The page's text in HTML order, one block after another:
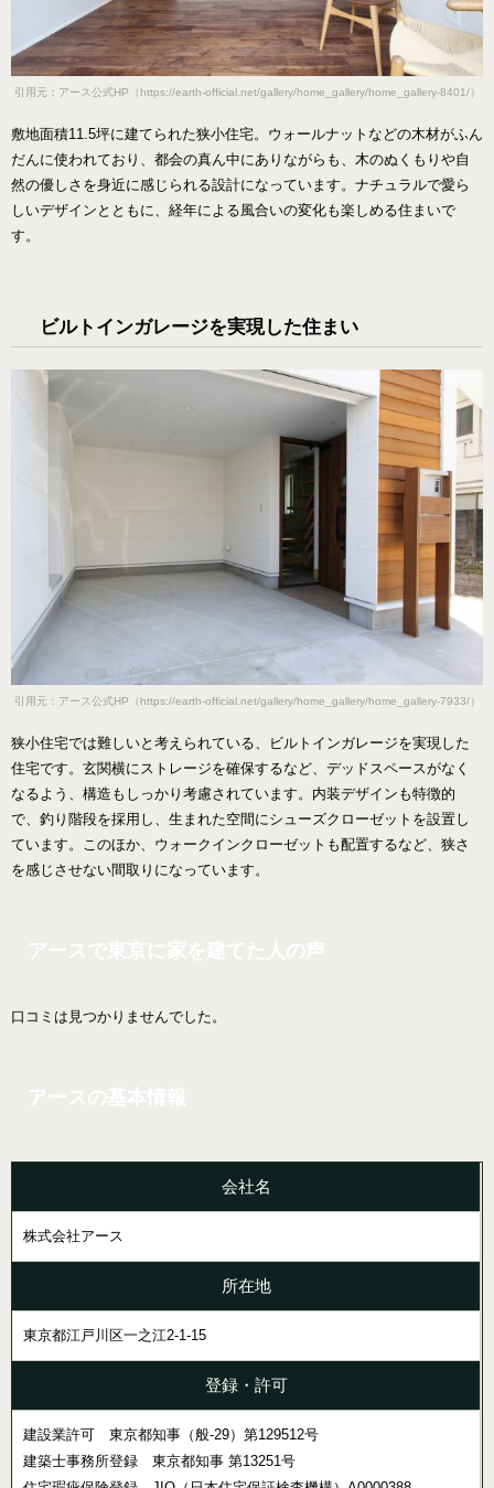
引用元： アース公式HP（https://earth-official.net/gallery/home_gallery/home_gallery-8401/）
敷地面積11.5坪に建てられた狭小住宅。ウォールナットなどの木材がふん
だんに使われており、都会の真ん中にありながらも、木のぬくもりや自
然の優しさを身近に感じられる設計になっています。ナチュラルで愛ら
しいデザインとともに、経年による風合いの変化も楽しめる住まいで
す。
ビルトインガレージを実現した住まい
引用元： アース公式HP（https://earth-official.net/gallery/home_gallery/home_gallery-7933/）
狭小住宅では難しいと考えられている、ビルトインガレージを実現した
住宅です。玄関横にストレージを確保するなど、デッドスペースがなく
なるよう、構造もしっかり考慮されています。内装デザインも特徴的
で、釣り階段を採用し、生まれた空間にシューズクローゼットを設置し
ています。このほか、ウォークインクローゼットも配置するなど、狭さ
を感じさせない間取りになっています。
口コミは見つかりませんでした。
会社名
株式会社アース
所在地
東京都江戸川区一之江2-1-15
登録・許可
建設業許可 東京都知事（般-29）第129512号
建築士事務所登録 東京都知事 第13251号